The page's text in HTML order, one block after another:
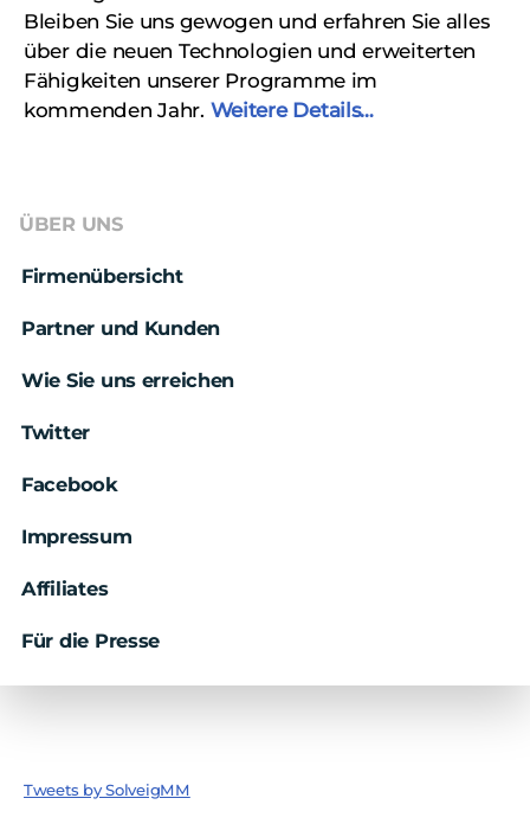
Bleiben Sie uns gewogen und erfahren Sie alles
über die neuen Technologien und erweiterten
Fähigkeiten unserer Programme im
kommenden Jahr. Weitere Details…
ÜBER UNS
Firmenübersicht
Partner und Kunden
Wie Sie uns erreichen
Twitter
Facebook
Impressum
Affiliates
Für die Presse
Tweets by SolveigMM